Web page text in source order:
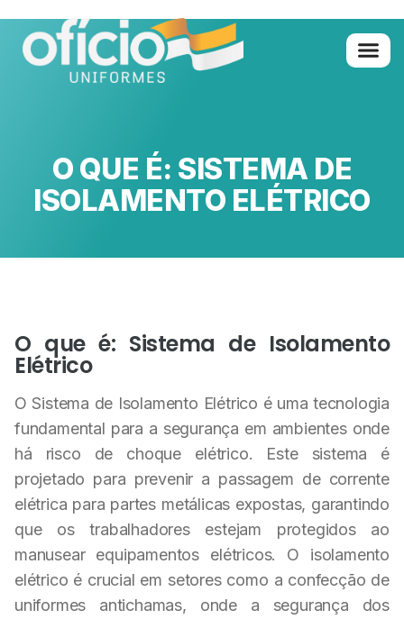
O QUE É: SISTEMA DE
ISOLAMENTO ELÉTRICO
O que é: Sistema de Isolamento
Elétrico
O Sistema de Isolamento Elétrico é uma tecnologia
fundamental para a segurança em ambientes onde
há risco de choque elétrico. Este sistema é
projetado para prevenir a passagem de corrente
elétrica para partes metálicas expostas, garantindo
que os trabalhadores estejam protegidos ao
manusear equipamentos elétricos. O isolamento
elétrico é crucial em setores como a confecção de
uniformes antichamas, onde a segurança dos